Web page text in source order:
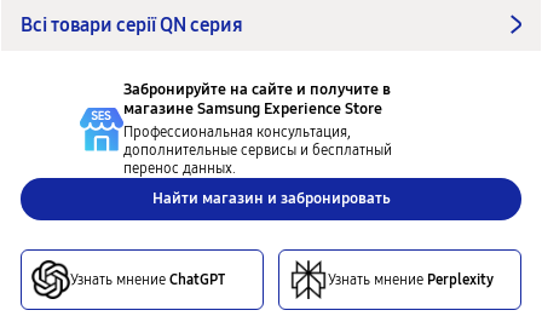
Всі товари серії QN серия
Забронируйте на сайте и получите в
магазинеSamsung Experience Store
Профессиональная консультация,
дополнительные сервисы и бесплатный
перенос данных.
Найти магазин и забронировать
Узнать мнение ChatGPT Узнать мнение Perplexity